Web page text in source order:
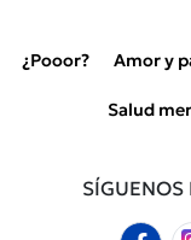
¿Pooor? Amor y
Salud
SÍGUENOS